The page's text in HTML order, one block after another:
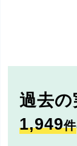
過去の
1,949件